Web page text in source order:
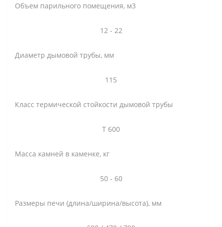
Объем парильного помещения, м3
12 - 22
Диаметр дымовой трубы, мм
115
Класс термической стойкости дымовой трубы
Т 600
Масса камней в каменке, кг
50 - 60
Размеры печи (длина/ширина/высота), мм